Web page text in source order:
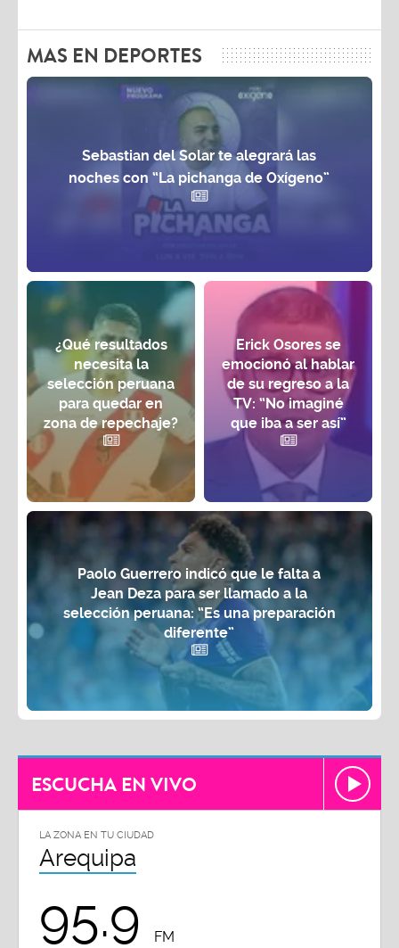
MAS EN DEPORTES
Sebastian del Solar te alegrará las
noches con “La pichanga de Oxígeno”
¿Qué resultados
necesita la
selección peruana
para quedar en
zona de repechaje?
Erick Osores se
emocionó al hablar
de su regreso a la
TV: “No imaginé
que iba a ser así”
Paolo Guerrero indicó que le falta a
Jean Deza para ser llamado a la
selección peruana: “Es una preparación
diferente”
ESCUCHA EN VIVO
LA ZONA EN TU CIUDAD
Arequipa
95.9 FM